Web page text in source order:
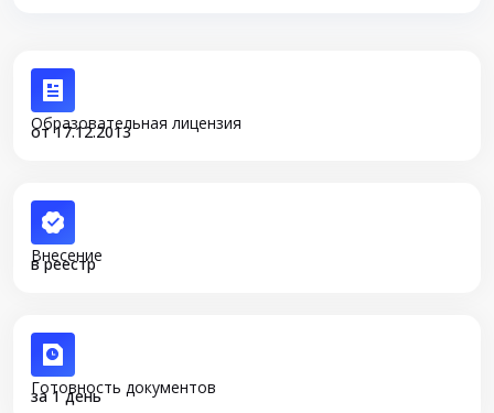
Образовательная лицензия
от 17.12.2013
Внесение
в реестр
Готовность документов
за 1 день